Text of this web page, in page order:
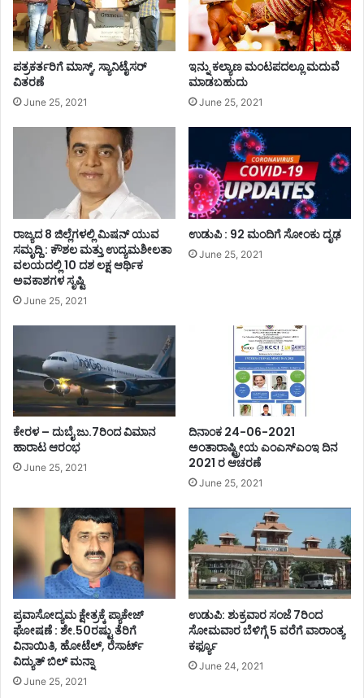
ಪತ್ರಕರ್ತರಿಗೆ ಮಾಸ್ಕ್, ಸ್ಯಾನಿಟೈಸರ್
ವಿತರಣೆ
June 25, 2021
ಇನ್ನು ಕಲ್ಯಾಣ ಮಂಟಪದಲ್ಲೂ ಮದುವೆ
ಮಾಡಬಹುದು
June 25, 2021
ರಾಜ್ಯದ 8 ಜಿಲ್ಲೆಗಳಲ್ಲಿ ಮಿಷನ್ ಯುವ
ಸಮೃದ್ದಿ : ಕೌಶಲ ಮತ್ತು ಉದ್ಯಮಶೀಲತಾ
ವಲಯದಲ್ಲಿ 10 ದಶ ಲಕ್ಷ ಆರ್ಥಿಕ
ಅವಕಾಶಗಳ ಸೃಷ್ಟಿ
June 25, 2021
ಉಡುಪಿ : 92 ಮಂದಿಗೆ ಸೋಂಕು ದೃಢ
June 25, 2021
ಕೇರಳ – ದುಬೈ ಜು.7ರಿಂದ ವಿಮಾನ
ಹಾರಾಟ ಆರಂಭ
June 25, 2021
ದಿನಾಂಕ 24-06-2021
ಅಂತಾರಾಷ್ಟ್ರೀಯ ಎಂಎಸ್ಎಂಇ ದಿನ
2021 ರ ಆಚರಣೆ
June 25, 2021
ಪ್ರವಾಸೋದ್ಯಮ ಕ್ಷೇತ್ರಕ್ಕೆ ಪ್ಯಾಕೇಜ್
ಘೋಷಣೆ : ಶೇ.50ರಷ್ಟು ತೆರಿಗೆ
ವಿನಾಯಿತಿ, ಹೋಟೆಲ್, ರೆಸಾರ್ಟ್
ವಿದ್ಯುತ್ ಬಿಲ್ ಮನ್ನಾ
June 25, 2021
ಉಡುಪಿ: ಶುಕ್ರವಾರ ಸಂಜೆ 7ರಿಂದ
ಸೋಮವಾರ ಬೆಳಿಗ್ಗೆ 5 ವರೆಗೆ ವಾರಾಂತ್ಯ
ಕರ್ಫ್ಯೂ
June 24, 2021